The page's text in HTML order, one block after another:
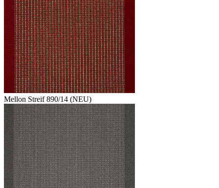
Mellon Streif 890/14 (NEU)